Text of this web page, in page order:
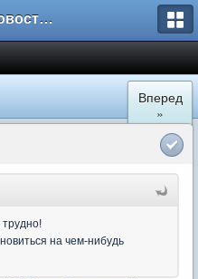
Форум Новостройки
Вперед
»
на чем-нибудь